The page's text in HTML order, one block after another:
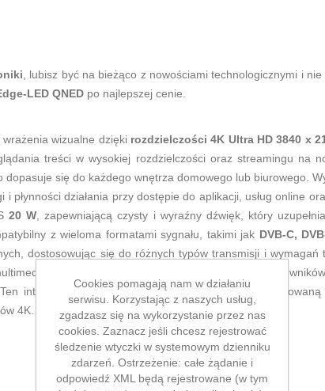
, lubisz być na bieżąco z nowościami technologicznymi i
LED QNED po najlepszej cenie.
wizualne dzięki rozdzielczości 4K Ultra HD 3840 x
treści w wysokiej rozdzielczości oraz streamingu na
dopasuje się do każdego wnętrza domowego lub biurowego.
i płynności działania przy dostępie do aplikacji, usług online
20 W, zapewniającą czysty i wyraźny dźwięk, który
z wieloma formatami sygnału, takimi jak DVB-C,
dostosowując się do różnych typów transmisji i wymagań
z wysoką jakością obrazu, idealną dla
inteligentny telewizor łączy funkcjonalność z
4K.
Cookies pomagają nam w działaniu
serwisu. Korzystając z naszych usług,
zgadzasz się na wykorzystanie przez nas
cookies. Zaznacz jeśli chcesz rejestrować
śledzenie wtyczki w systemowym dzienniku
zdarzeń. Ostrzeżenie: całe żądanie i
odpowiedź XML będą rejestrowane (w tym